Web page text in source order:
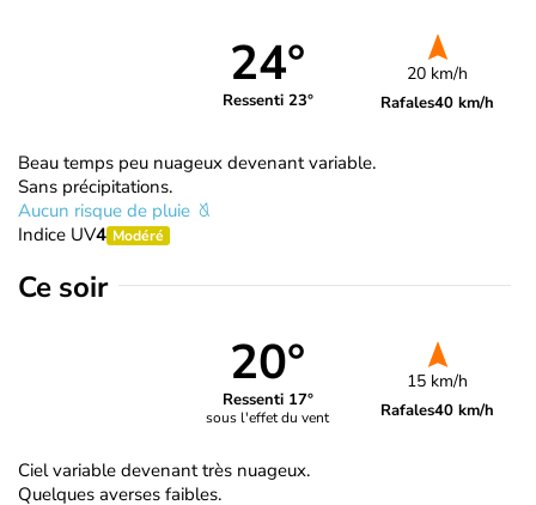
24°
Ressenti 23°
20 km/h
Rafales40 km/h
Beau temps peu nuageux devenant variable.
Sans précipitations.
Aucun risque de pluie
Indice UV4 Modéré
Ce soir
20°
Ressenti 17°
sous l'effet du vent
15 km/h
Rafales40 km/h
Ciel variable devenant très nuageux.
Quelques averses faibles.